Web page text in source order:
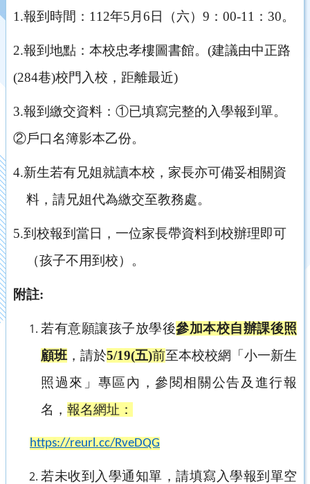
1.報到時間：112年5月6日（六）9：00-11：30。
2.報到地點：本校忠孝樓圖書館。(建議由中正路
(284巷)校門入校，距離最近)
3.報到繳交資料： ①已填寫完整的入學報到單。
②戶口名簿影本乙份。
4.新生若有兄姐就讀本校，家長亦可備妥相關資
料，請兄姐代為繳交至教務處。
5.到校報到當日，一位家長帶資料到校辦理即可
（孩子不用到校）。
附註:
若有意願讓孩子放學後參加本校自辦課後照
顧班 ，請於5/19(五)前至本校校網「小一新生
照過來」專區內，參閱相關公告及進行報
名， 報名網址：
https://reurl.cc/RveDQG
若未收到入學通知單，請填寫入學報到單空